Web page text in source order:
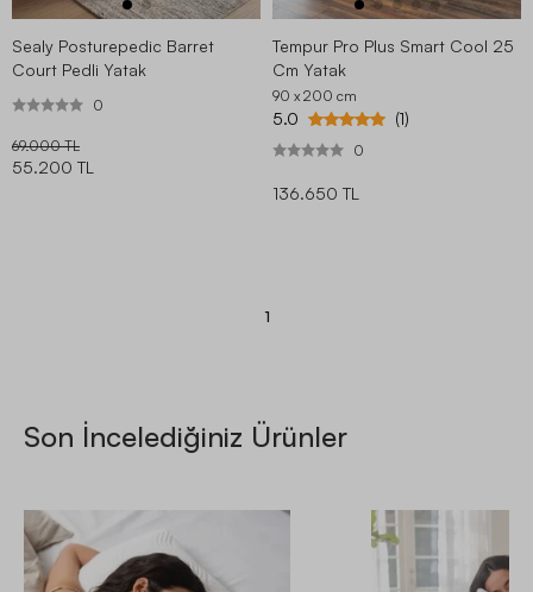
Sealy Posturepedic Barret
Court Pedli Yatak
0
69.000 TL
55.200 TL
Tempur Pro Plus Smart Cool 25
Cm Yatak
90 x 200 cm
5.0 (1)
0
136.650 TL
1
Son İncelediğiniz Ürünler